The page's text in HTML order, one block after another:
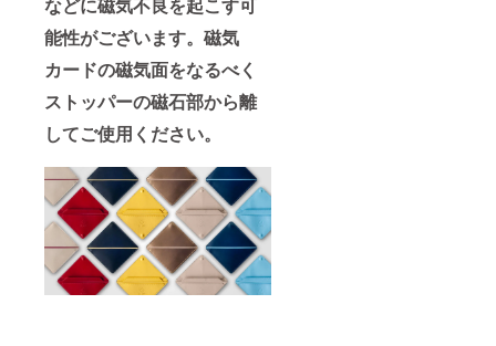
などに磁気不良を起こす可
能性がございます。磁気
カードの磁気面をなるべく
ストッパーの磁石部から離
してご使用ください。